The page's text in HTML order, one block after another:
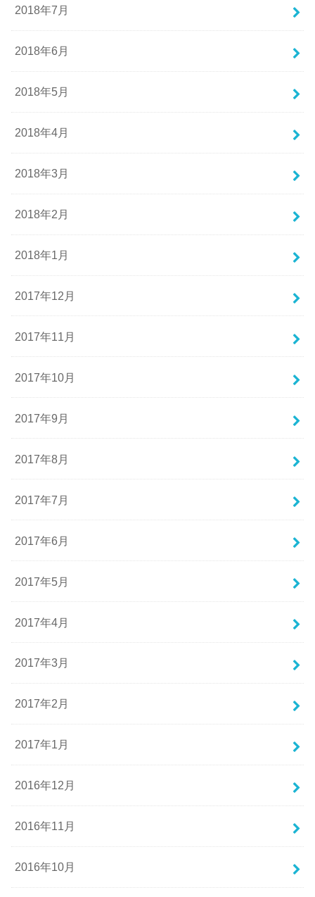
2018年7月
2018年6月
2018年5月
2018年4月
2018年3月
2018年2月
2018年1月
2017年12月
2017年11月
2017年10月
2017年9月
2017年8月
2017年7月
2017年6月
2017年5月
2017年4月
2017年3月
2017年2月
2017年1月
2016年12月
2016年11月
2016年10月